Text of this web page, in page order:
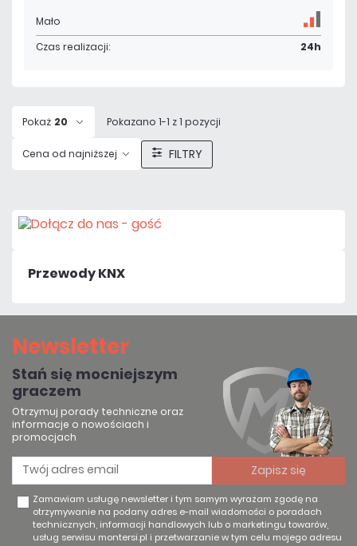
Mało
Czas realizacji:
24h
Pokaż 20 Pokazano 1-1 z 1 pozycji
Cena od najniższej FILTRY
Przewody KNX
Newsletter
Stań się mocniejszym
graczem
Otrzymuj porady techniczne oraz
informacje o nowościach i
promocjach
Zamawiam usługę newsletter i tym samym wyrażam zgodę na
otrzymywanie na podany adres e-mail wiadomości o poradach
technicznych, informacji handlowych lub o marketingu towarów,
usług serwisu montersi.pl i przetwarzanie w tym celu mojego adresu